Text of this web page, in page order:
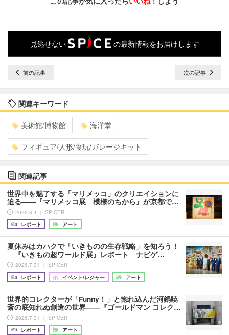
見逃せない の最新情報をお届けします
前の記事 次の記事
関連キーワード
美術館/博物館 海洋堂
フィギュア/人形/食玩/ガレージキット
関連記事
世界中を魅了する「マリメッコ」のクリエイションに
迫る――『マリメッコ展 模様のちから』が京都で…
2026.8.4 ｜ SPICER
レポート
アート
夏休みはカハクで「いきものの生存戦略」を知ろう！
『いきもの超ワールド展』レポート ナビゲ…
2026.7.31 ｜ SPICER
レポート
イベント/レジャー アート
世界的コレクターが「Funny！」と惚れ込んだ河鍋暁
斎の底知れぬ創造の世界――『ゴールドマン コレク…
2026.7.31 ｜ SPICER
レポート
アート